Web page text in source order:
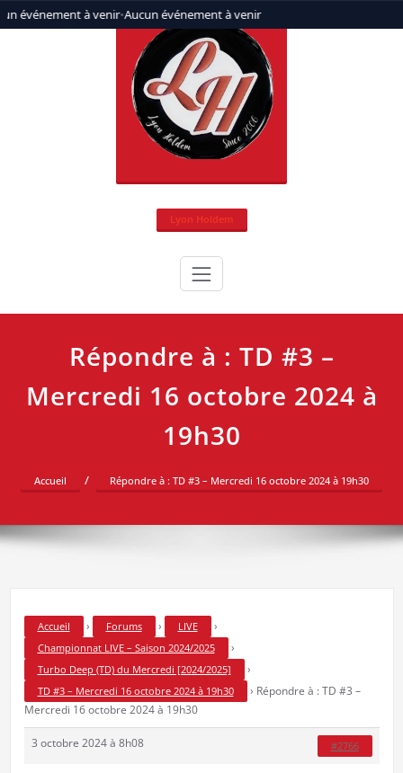
événement à venir•Aucun événement à venir
Aller
au
Lyon Holdem
Répondre à : TD #3 –
Mercredi 16 octobre 2024 à
19h30
Accueil Répondre à : TD #3 – Mercredi 16 octobre 2024 à 19h30
Accueil › Forums › LIVE ›
Championnat LIVE – Saison 2024/2025 ›
Turbo Deep (TD) du Mercredi [2024/2025] ›
TD #3 – Mercredi 16 octobre 2024 à 19h30 › Répondre à : TD #3 –
Mercredi 16 octobre 2024 à 19h30
3 octobre 2024 à 8h08 #2766